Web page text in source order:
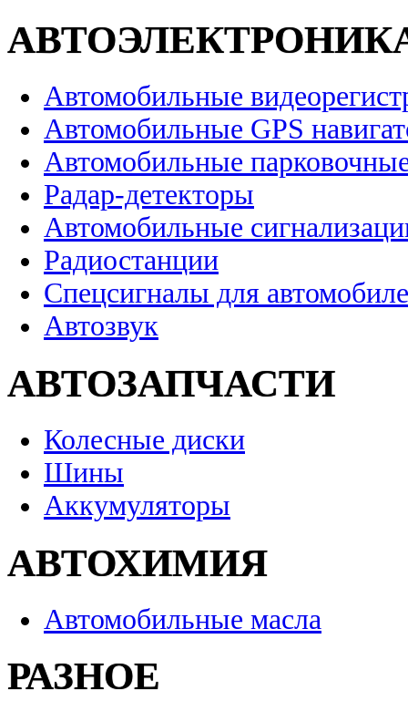
Автомобильные
Автомобильные GPS
Автомобильные
Радар-детекторы
Автомобильные
Радиостанции
Спецсигналы для
Автозвук
АВТОЗАПЧАСТИ
Колесные диски
Шины
Аккумуляторы
АВТОХИМИЯ
Автомобильные масла
РАЗНОЕ